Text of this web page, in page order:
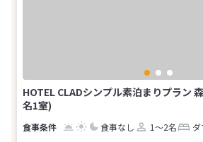
HOTEL CLADシンプル素泊まりプラン
名1室)
食事なし 1～2名